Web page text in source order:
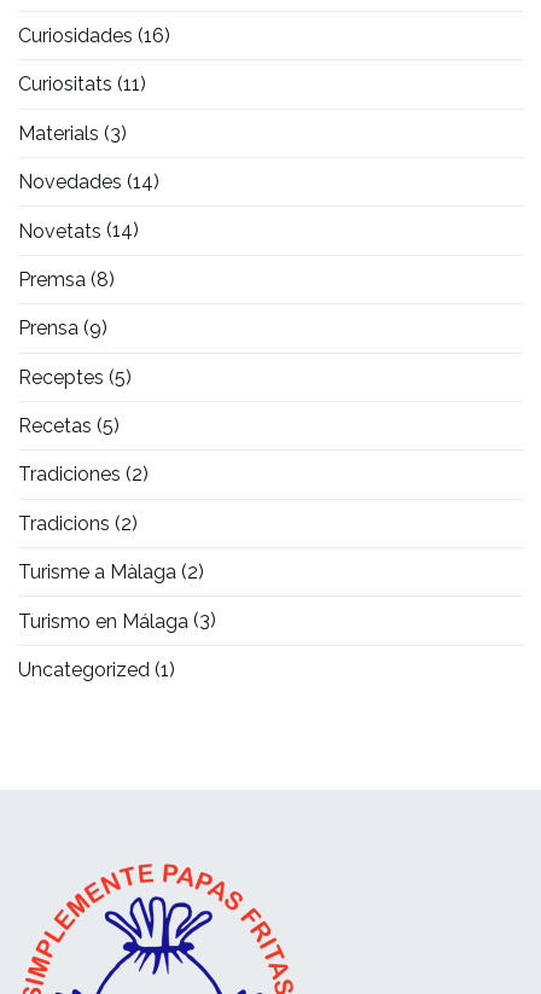
Curiosidades (16)
Curiositats (11)
Materials (3)
Novedades (14)
Novetats (14)
Premsa (8)
Prensa (9)
Receptes (5)
Recetas (5)
Tradiciones (2)
Tradicions (2)
Turisme a Màlaga (2)
Turismo en Málaga (3)
Uncategorized (1)